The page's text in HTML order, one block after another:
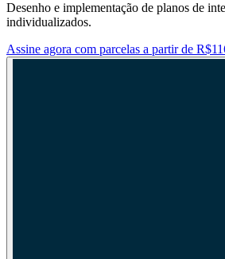
Desenho e implementação de planos de
individualizados.
Assine agora com parcelas a partir de